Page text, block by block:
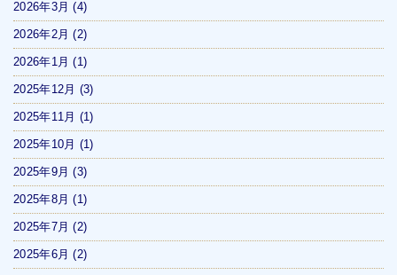
2026年3月(4)
2026年2月(2)
2026年1月(1)
2025年12月 (3)
2025年11月 (1)
2025年10月 (1)
2025年9月(3)
2025年8月(1)
2025年7月(2)
2025年6月(2)